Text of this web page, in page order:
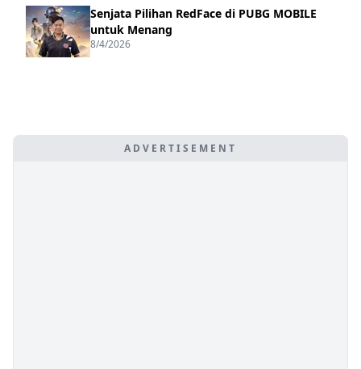
Senjata Pilihan RedFace di PUBG MOBILE
untuk Menang
8/4/2026
ADVERTISEMENT